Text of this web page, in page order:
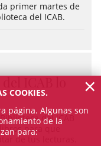
primer martes de
del ICAB.
del ICAB
para que
de tus lecturas.
COOKIES.
página. Algunas son
de la
para:
×